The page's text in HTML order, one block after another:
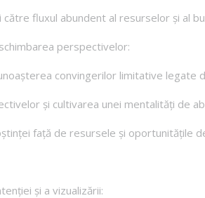
către fluxul abundent al resurselor și al
perspectivelor:
convingerilor limitative legate
și cultivarea unei mentalități de
față de resursele și oportunitățile
și a vizualizării: